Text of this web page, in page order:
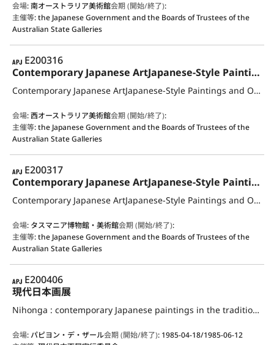
会場:南オーストラリア美術館会期 (開始/終了):
主催等:the Japanese Government and the Boards of Trustees of the
Australian State Galleries
APJ
E200316
Contemporary Japanese ArtJapanese-Style Paintings and Oil Paintings, Prints, Pottery, Metalwork, Dolls, Lacquer Ware, Textiles and Bamboo Crafts
Contemporary Japanese ArtJapanese-Style Paintings and Oil Paintings, Prints, Pottery, Metalwork, Dolls, Lacquer Ware, Textiles and Bamboo Crafts
会場:西オーストラリア美術館会期 (開始/終了):
主催等:the Japanese Government and the Boards of Trustees of the
Australian State Galleries
APJ
E200317
Contemporary Japanese ArtJapanese-Style Paintings and Oil Paintings, Prints, Pottery, Metalwork, Dolls, Lacquer Ware, Textiles and Bamboo Crafts
Contemporary Japanese ArtJapanese-Style Paintings and Oil Paintings, Prints, Pottery, Metalwork, Dolls, Lacquer Ware, Textiles and Bamboo Crafts
会場: タスマニア博物館・美術館会期 (開始/終了):
主催等:the Japanese Government and the Boards of Trustees of the
Australian State Galleries
APJ
E200406
現代日本画展
Nihonga : contemporary Japanese paintings in the traditional style
会場:パピヨン・デ・ザール会期 (開始/終了): 1985-04-18/1985-06-12